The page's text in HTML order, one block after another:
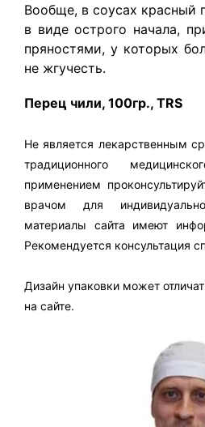
Вообще, в соусах красный
в виде острого начала,
пряностями, у которых
не жгучесть.
Перец чили, 100гр., TRS
Не является лекарственным
традиционного
применением
врачом для
материалы сайта имеют
Рекомендуется консультация
Дизайн упаковки может
на сайте.